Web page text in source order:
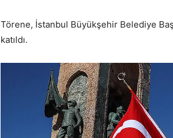
Törene, İstanbul Büyükşehir Belediye
katıldı.